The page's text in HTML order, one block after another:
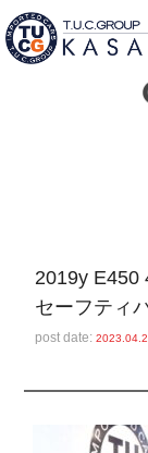
全国納車
注文販売
スタッフ紹
2019y E450
セーフティ
post date: